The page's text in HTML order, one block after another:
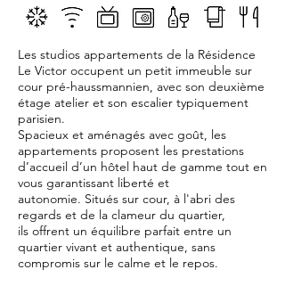
Les studios appartements de la Résidence
Le Victor occupent un petit immeuble sur
cour pré-haussmannien, avec son deuxième
étage atelier et son escalier typiquement
parisien.
Spacieux et aménagés avec goût, les
appartements proposent les prestations
d’accueil d’un hôtel haut de gamme tout en
vous garantissant liberté et
autonomie. Situés sur cour, à l'abri des
regards et de la clameur du quartier,
ils offrent un équilibre parfait entre un
quartier vivant et authentique, sans
compromis sur le calme et le repos.